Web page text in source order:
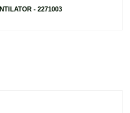
- 2271003